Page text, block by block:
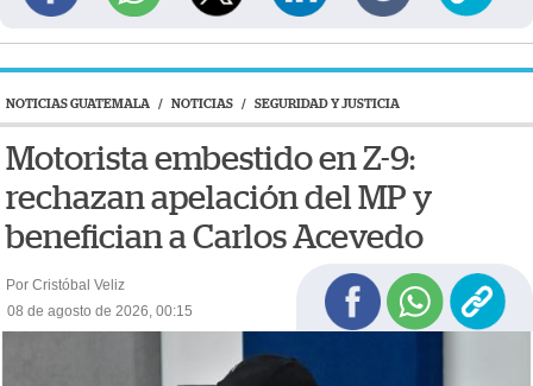
NOTICIAS GUATEMALA / NOTICIAS / SEGURIDAD Y JUSTICIA
Motorista embestido en Z-9:
rechazan apelación del MP y
benefician a Carlos Acevedo
Por Cristóbal Veliz
08 de agosto de 2026, 00:15